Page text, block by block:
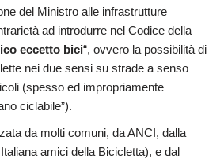
del Ministro alle infrastrutture
ad introdurre nel Codice della
eccetto bici“, ovvero la possibilità di
nei due sensi su strade a senso
(spesso ed impropriamente
ciclabile”).
da molti comuni, da ANCI, dalla
amici della Bicicletta), e dal